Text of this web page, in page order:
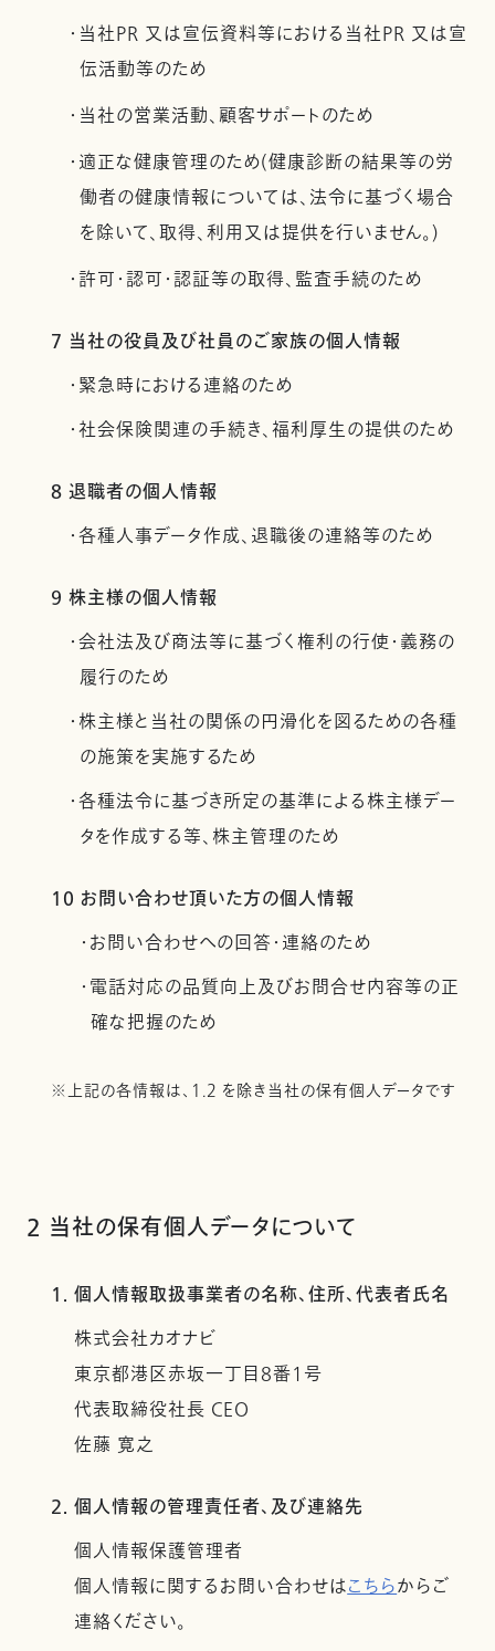
・当社PR 又は宣伝資料等における当社PR 又は宣
伝活動等のため
・当社の営業活動、顧客サポートのため
・適正な健康管理のため(健康診断の結果等の労
働者の健康情報については、法令に基づく場合
を除いて、取得、利用又は提供を行いません。)
・許可・認可・認証等の取得、監査手続のため
7 当社の役員及び社員のご家族の個人情報
・緊急時における連絡のため
・社会保険関連の手続き、福利厚生の提供のため
8 退職者の個人情報
・各種人事データ作成、退職後の連絡等のため
9 株主様の個人情報
・会社法及び商法等に基づく権利の行使・義務の
履行のため
・株主様と当社の関係の円滑化を図るための各種
の施策を実施するため
・各種法令に基づき所定の基準による株主様デー
タを作成する等、株主管理のため
10 お問い合わせ頂いた方の個人情報
・お問い合わせへの回答・連絡のため
・電話対応の品質向上及びお問合せ内容等の正
確な把握のため
※上記の各情報は、1.2 を除き当社の保有個人データです
2 当社の保有個人データについて
1. 個人情報取扱事業者の名称、住所、代表者氏名
株式会社カオナビ
東京都港区赤坂一丁目8番1号
代表取締役社長 CEO
佐藤 寛之
2. 個人情報の管理責任者、及び連絡先
個人情報保護管理者
個人情報に関するお問い合わせはこちらからご
連絡ください。